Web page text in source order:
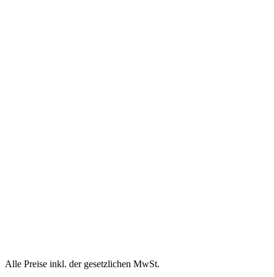
Alle Preise inkl. der gesetzlichen MwSt.